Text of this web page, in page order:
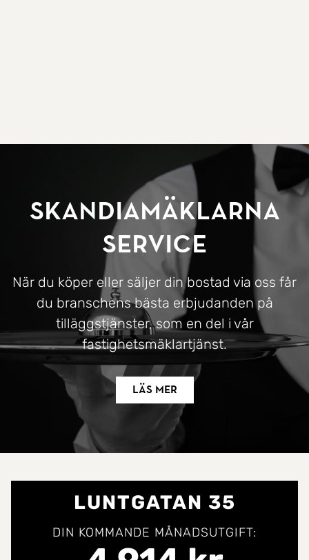
SkandiaMäklarna
Service
När du köper eller säljer din bostad via oss får
du branschens bästa erbjudanden på
tilläggstjänster, som en del i vår
fastighetsmäklartjänst.
Läs mer